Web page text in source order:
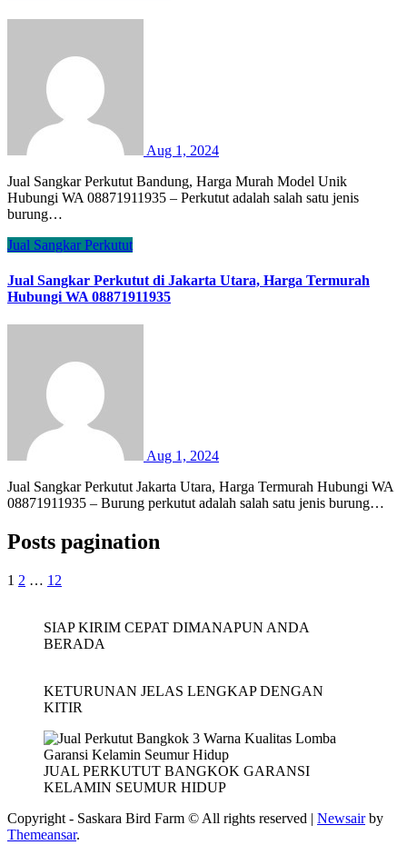
Aug 1, 2024
Jual Sangkar Perkutut Bandung, Harga Murah Model Unik
Hubungi WA 08871911935 – Perkutut adalah salah satu jenis
burung…
Jual Sangkar Perkutut
Jual Sangkar Perkutut di Jakarta Utara, Harga Termurah
Hubungi WA 08871911935
Aug 1, 2024
Jual Sangkar Perkutut Jakarta Utara, Harga Termurah Hubungi WA
08871911935 – Burung perkutut adalah salah satu jenis burung…
Posts pagination
1 2 … 12
SIAP KIRIM CEPAT DIMANAPUN ANDA
BERADA
KETURUNAN JELAS LENGKAP DENGAN
KITIR
JUAL PERKUTUT BANGKOK GARANSI
KELAMIN SEUMUR HIDUP
Copyright - Saskara Bird Farm © All rights reserved | Newsairby
Themeansar.